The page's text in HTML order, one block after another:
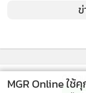
ติดตา
MGR Online ใช้